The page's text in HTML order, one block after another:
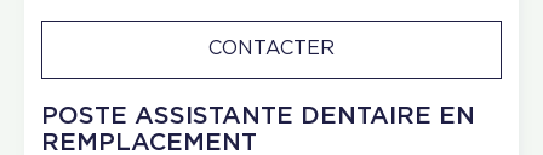
POSTE ASSISTANTE DENTAIRE EN
REMPLACEMENT
CONTACTER